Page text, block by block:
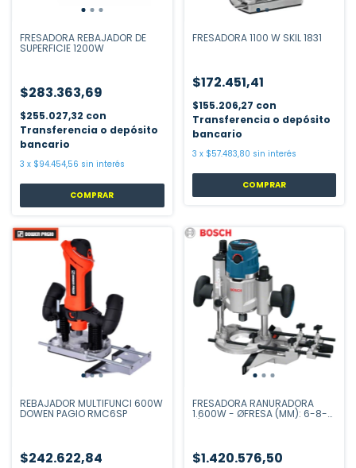
FRESADORA REBAJADOR DE
SUPERFICIE 1200W
$283.363,69
$255.027,32 con
Transferencia o depósito
bancario
3 x $94.454,56 sin interés
FRESADORA 1100 W SKIL 1831
$172.451,41
$155.206,27 con
Transferencia o depósito
bancario
3 x $57.483,80 sin interés
COMPRAR
REBAJADOR MULTIFUNCI 600W
DOWEN PAGIO RMC6SP
$242.622,84
FRESADORA RANURADORA
1.600W - ØFRESA (MM): 6-8-
$1.420.576,50